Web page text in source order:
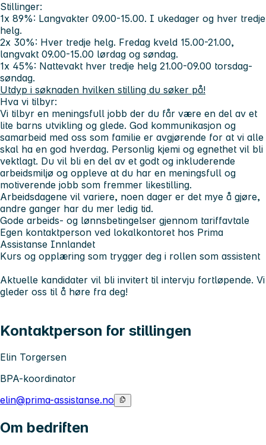
Stillinger:
1x 89%: Langvakter 09.00-15.00. I ukedager og hver tredje
helg.
2x 30%: Hver tredje helg. Fredag kveld 15.00-21.00,
langvakt 09.00-15.00 lørdag og søndag.
1x 45%: Nattevakt hver tredje helg 21.00-09.00 torsdag-
søndag.
Utdyp i søknaden hvilken stilling du søker på!
Hva vi tilbyr:
Vi tilbyr en meningsfull jobb der du får være en del av et
lite barns utvikling og glede. God kommunikasjon og
samarbeid med oss som familie er avgjørende for at vi alle
skal ha en god hverdag. Personlig kjemi og egnethet vil bli
vektlagt. Du vil bli en del av et godt og inkluderende
arbeidsmiljø og oppleve at du har en meningsfull og
motiverende jobb som fremmer likestilling.
Arbeidsdagene vil variere, noen dager er det mye å gjøre,
andre ganger har du mer ledig tid.
Gode arbeids- og lønnsbetingelser gjennom tariffavtale
Egen kontaktperson ved lokalkontoret hos Prima
Assistanse Innlandet
Kurs og opplæring som trygger deg i rollen som assistent
Aktuelle kandidater vil bli invitert til intervju fortløpende. Vi
gleder oss til å høre fra deg!
Kontaktperson for stillingen
Elin Torgersen
BPA-koordinator
elin@prima-assistanse.no
Om bedriften